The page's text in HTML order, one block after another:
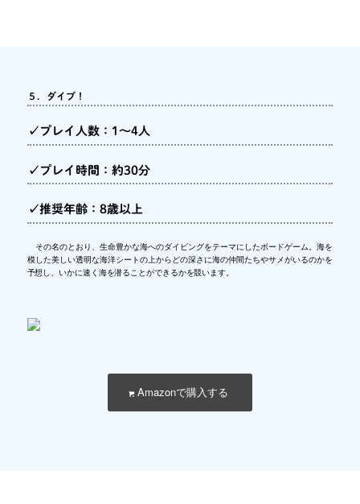
５．ダイブ！
✓プレイ人数：1～4人
✓プレイ時間：約30分
✓推奨年齢：8歳以上
その名のとおり、生命豊かな海へのダイビングをテーマにしたボードゲーム。海を
模した美しい透明な海洋シートの上からどの深さに海の仲間たちやサメがいるのかを
予想し、いかに速く海を潜ることができるかを競います。
Amazonで購入する